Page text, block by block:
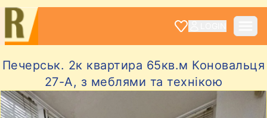
Печерськ. 2к квартира 65кв.м Коновальця
27-А, з меблями та технікою